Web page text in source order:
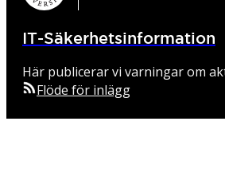
IT-Säkerhetsinformation
Här publicerar vi varningar om
Flöde för inlägg